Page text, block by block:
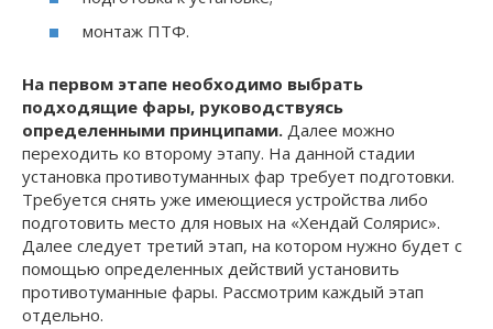
монтаж ПТФ.
На первом этапе необходимо выбрать
подходящие фары, руководствуясь
определенными принципами. Далее можно
переходить ко второму этапу. На данной стадии
установка противотуманных фар требует подготовки.
Требуется снять уже имеющиеся устройства либо
подготовить место для новых на «Хендай Солярис».
Далее следует третий этап, на котором нужно будет с
помощью определенных действий установить
противотуманные фары. Рассмотрим каждый этап
отдельно.